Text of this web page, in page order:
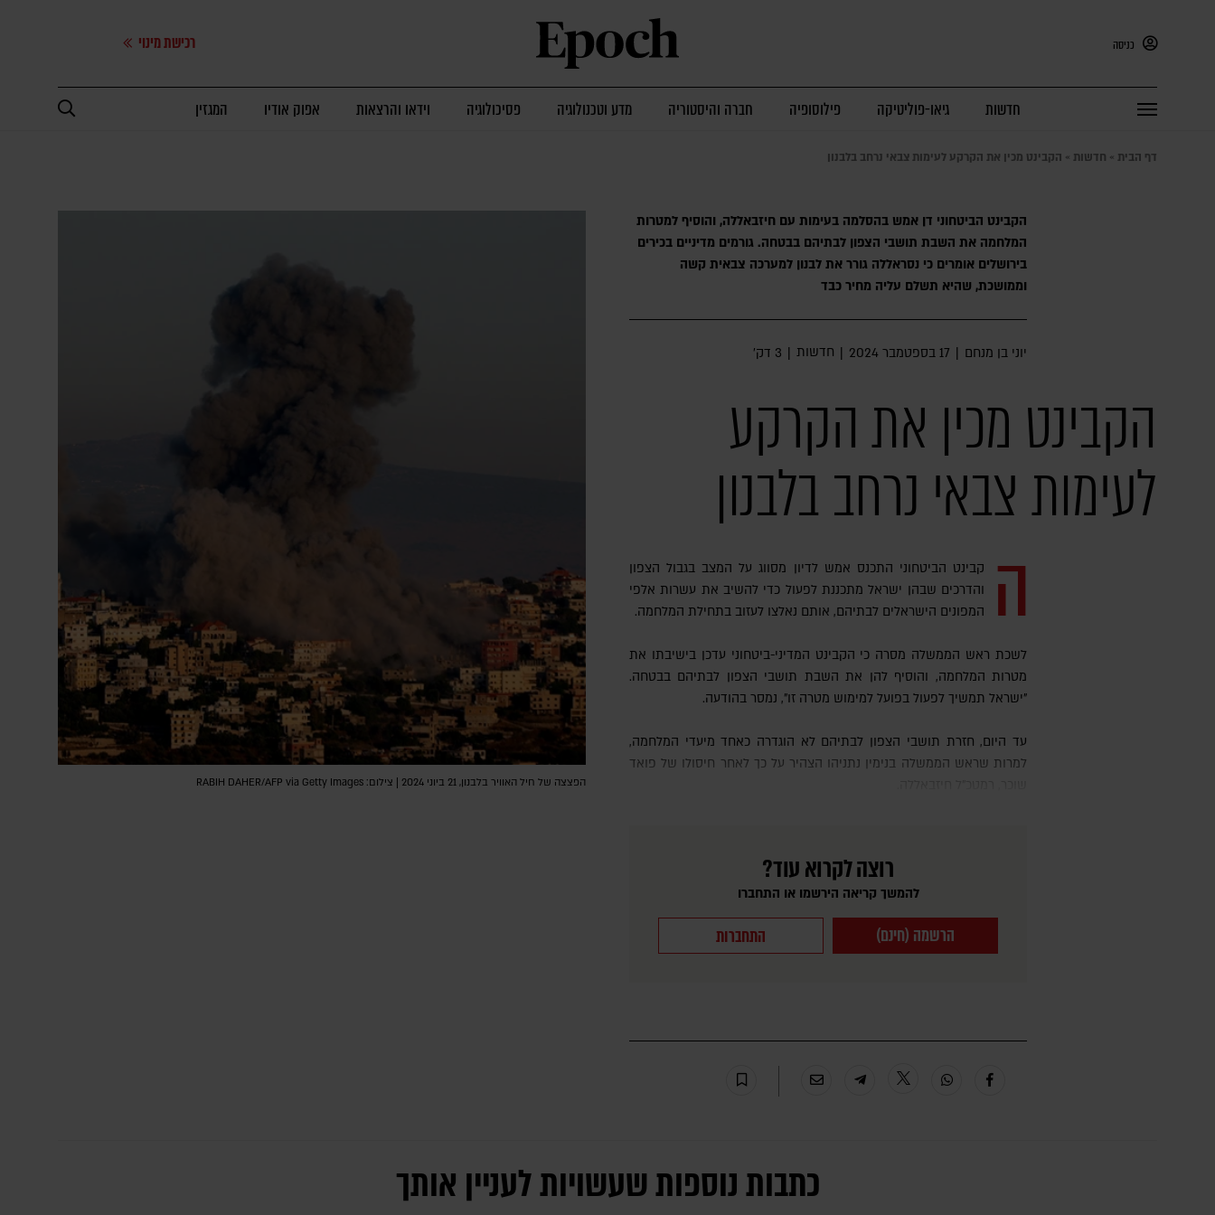
כניסה רכישת מינוי
חדשות גיאו-פוליטיקה פילוסופיה חברה והיסטוריה מדע וטכנולוגיה פסיכולוגיה וידאו והרצאות אפוק אודיו המגזין
דף הבית » חדשות » הקבינט מכין את הקרקע לעימות צבאי נרחב בלבנון
הקבינט הביטחוני דן אמש בהסלמה בעימות עם חיזבאללה, והוסיף למטרות
המלחמה את השבת תושבי הצפון לבתיהם בבטחה. גורמים מדיניים בכירים
בירושלים אומרים כי נסראללה גורר את לבנון למערכה צבאית קשה
וממושכת, שהיא תשלם עליה מחיר כבד
יוני בן מנחם | 17 בספטמבר 2024 | חדשות | 3 דק׳
הקבינט מכין את הקרקע
לעימות צבאי נרחב בלבנון
ה
קבינט הביטחוני התכנס אמש לדיון מסווג על המצב בגבול הצפון
והדרכים שבהן ישראל מתכננת לפעול כדי להשיב את עשרות אלפי
המפונים הישראלים לבתיהם, אותם נאלצו לעזוב בתחילת המלחמה.
לשכת ראש הממשלה מסרה כי הקבינט המדיני-ביטחוני עדכן בישיבתו את
מטרות המלחמה, והוסיף להן את השבת תושבי הצפון לבתיהם בבטחה.
"ישראל תמשיך לפעול בפועל למימוש מטרה זו", נמסר בהודעה.
עד היום, חזרת תושבי הצפון לבתיהם לא הוגדרה כאחד מיעדי המלחמה,
למרות שראש הממשלה בנימין נתניהו הצהיר על כך לאחר חיסולו של פואד
רוצה לקרוא עוד?
להמשך קריאה הירשמו או התחברו
הרשמה (חינם) התחברות
הפצצה של חיל האוויר בלבנון, 21 ביוני 2024 | צילום: RABIH DAHER/AFP via Getty Images
כתבות נוספות שעשויות לעניין אותך